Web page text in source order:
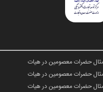
حضرات معصومین در هیات
حضرات معصومین در هیات
حضرات معصومین در هیات